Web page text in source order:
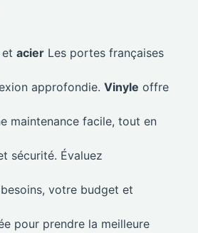
et acier Les portes françaises
approfondie. Vinyle offre
maintenance facile, tout en
sécurité. Évaluez
votre budget et
pour prendre la meilleure